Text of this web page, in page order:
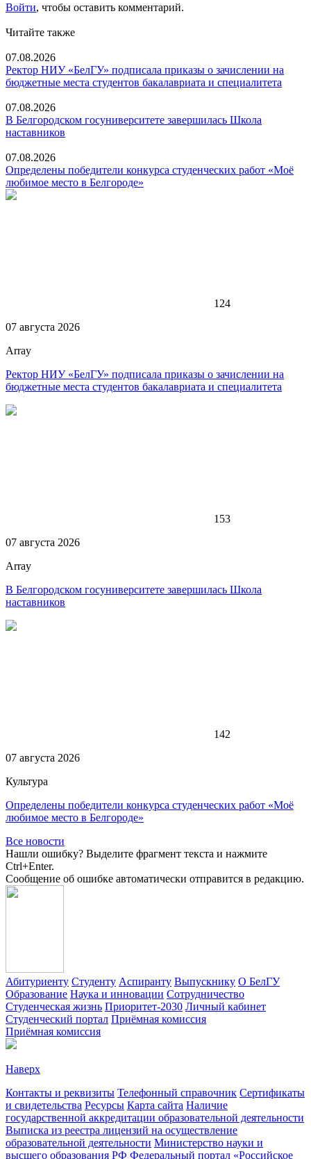
Войти, чтобы оставить комментарий.
Читайте также
07.08.2026
Ректор НИУ «БелГУ» подписала приказы о зачислении на
бюджетные места студентов бакалавриата и специалитета
07.08.2026
В Белгородском госуниверситете завершилась Школа
наставников
07.08.2026
Определены победители конкурса студенческих работ «Моё
любимое место в Белгороде»
124
07 августа 2026
Array
Ректор НИУ «БелГУ» подписала приказы о зачислении на
бюджетные места студентов бакалавриата и специалитета
153
07 августа 2026
Array
В Белгородском госуниверситете завершилась Школа
наставников
142
07 августа 2026
Культура
Определены победители конкурса студенческих работ «Моё
любимое место в Белгороде»
Все новости
Нашли ошибку? Выделите фрагмент текста и нажмите
Ctrl+Enter.
Сообщение об ошибке автоматически отправится в редакцию.
Абитуриенту Студенту Аспиранту Выпускнику О БелГУ
Образование Наука и инновации Сотрудничество
Студенческая жизнь Приоритет-2030 Личный кабинет
Студенческий портал Приёмная комиссия
Приёмная комиссия
Наверх
Контакты и реквизиты Телефонный справочник Сертификаты
и свидетельства Ресурсы Карта сайта Наличие
государственной аккредитации образовательной деятельности
Выписка из реестра лицензий на осуществление
образовательной деятельности Министерствo науки и
высшего образования РФ Федеральный портал «Российское